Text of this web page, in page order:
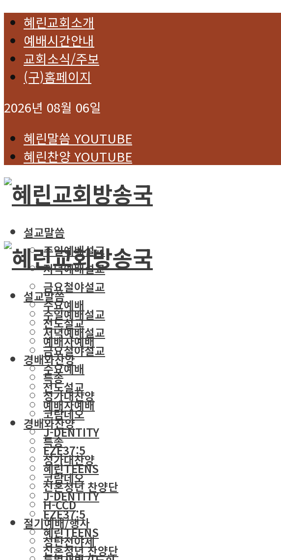
혜린교회소개
예배시간안내
교회소식/주보
(구)홈페이지
2026년 08월 06일
혜린말씀 YOUTUBE
혜린찬양 YOUTUBE
설교말씀
주일예배설교
저녁예배설교
금요철야설교
수요예배
전도설교
예배자예배
경배와찬양
특송
성가대찬양
코람데오
J-DENTITY
EZE37:5
혜린TEENS
신혼청년 찬양단
H-CCD
절기예배/행사
성탄전야제
설교말씀
주일예배설교
저녁예배설교
금요철야설교
수요예배
전도설교
예배자예배
경배와찬양
특송
성가대찬양
코람데오
J-DENTITY
EZE37:5
혜린TEENS
신혼청년 찬양단